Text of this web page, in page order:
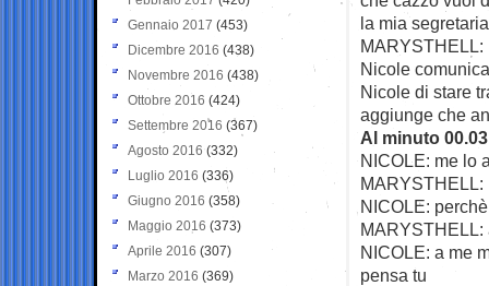
la mia
MARYSTHELL:
Nicole
Nicole di stare
aggiunge che
Al minuto
NICOLE: me lo
MARYSTHELL:
NICOLE:
MARYSTHELL:
NICOLE: a me
pensa tu
Gennaio 2017 (453)
Dicembre 2016 (438)
Novembre 2016 (438)
Ottobre 2016 (424)
Settembre 2016 (367)
Agosto 2016 (332)
Luglio 2016 (336)
Giugno 2016 (358)
Maggio 2016 (373)
Aprile 2016 (307)
Marzo 2016 (369)